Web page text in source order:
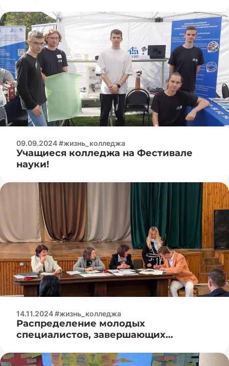
09.09.2024 #жизнь_колледжа
Учащиеся колледжа на Фестивале
науки!
14.11.2024 #жизнь_колледжа
Распределение молодых
специалистов, завершающих